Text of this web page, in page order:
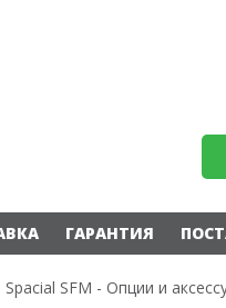
ГАРАНТИЯ
Spacial SFM - Опции и